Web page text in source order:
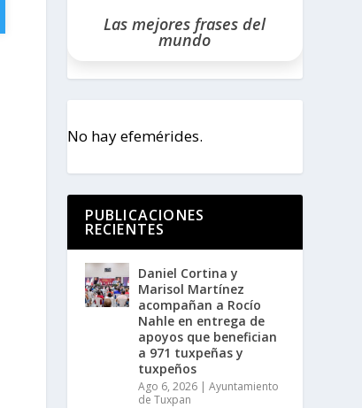
Las mejores frases del
mundo
No hay efemérides.
PUBLICACIONES
RECIENTES
Daniel Cortina y
Marisol Martínez
acompañan a Rocío
Nahle en entrega de
apoyos que benefician
a 971 tuxpeñas y
tuxpeños
Ago 6, 2026| Ayuntamiento
de Tuxpan